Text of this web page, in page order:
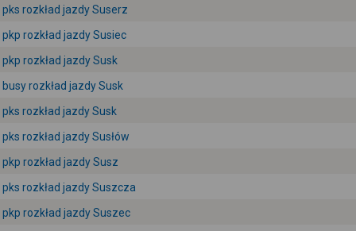
pks rozkład jazdy Suserz
pkp rozkład jazdy Susiec
pkp rozkład jazdy Susk
busy rozkład jazdy Susk
pks rozkład jazdy Susk
pks rozkład jazdy Susłów
pkp rozkład jazdy Susz
pks rozkład jazdy Suszcza
pkp rozkład jazdy Suszec